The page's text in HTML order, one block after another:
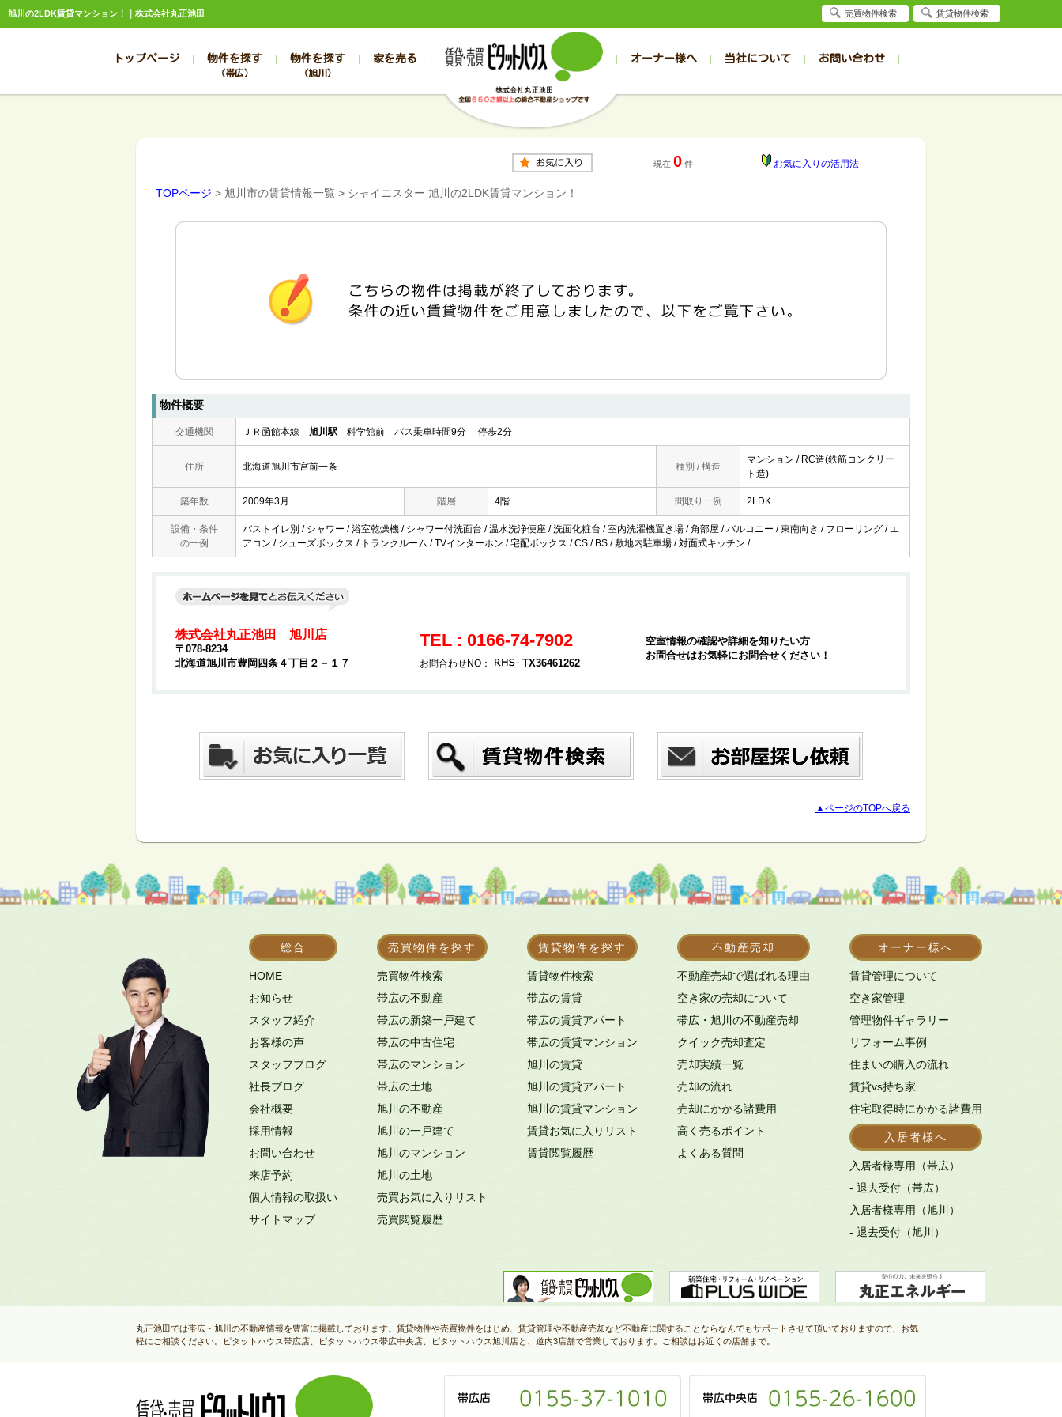
旭川の2LDK賃貸マンション！｜株式会社丸正池田
トップページ 物件を探す
（帯広）
帯広の売買物件一覧
帯広の中古一戸建て
帯広の1000万円以下
帯広の1000万～2000万円
帯広の2000万～3000万円
帯広の賃貸物件一覧
帯広の賃貸アパート
帯広の1R～1K
帯広の1DK～1LDK
物件を探す
（旭川）
旭川の売買物件一覧
旭川の中古一戸建て
旭川の1000万円以下
旭川の1000万～2000万円
旭川の2000万～3000万円
旭川の賃貸物件一覧
旭川の賃貸アパート
旭川の1R～1K
旭川の1DK～1LDK
家を売る オーナー様へ 当社について
スタッフブログ お客様の声
お問い合わせ
売却のお問合せ 入居者様専用（帯広店）
現在 0 件 お気に入りの活用法
TOPページ > 旭川市の賃貸情報一覧 > シャイニスター 旭川の2LDK賃貸マンション！
物件概要
交通機関 ＪＲ函館本線 旭川駅 科学館前 バス乗車時間9分 停歩2分
住所 北海道旭川市宮前一条 種別 / 構造
マンション / RC造(鉄筋コンクリー
ト造)
築年数 2009年3月 階層 4階 間取り一例 2LDK
設備・条件
の一例
バストイレ別 / シャワー / 浴室乾燥機 / シャワー付洗面台 / 温水洗浄便座 / 洗面化粧台 / 室内洗濯機置き場 / 角部屋 / バルコニー / 東南向き / フローリング / エ
アコン / シューズボックス / トランクルーム / TVインターホン / 宅配ボックス / CS / BS / 敷地内駐車場 / 対面式キッチン /
株式会社丸正池田 旭川店
〒078-8234
北海道旭川市豊岡四条４丁目２－１７
TEL : 0166-74-7902
お問合わせNO： TX36461262
空室情報の確認や詳細を知りたい方
お問合せはお気軽にお問合せください！
▲ページのTOPへ戻る
総合
HOME
お知らせ
スタッフ紹介
お客様の声
スタッフブログ
社長ブログ
会社概要
採用情報
お問い合わせ
来店予約
個人情報の取扱い
サイトマップ
売買物件を探す
売買物件検索
帯広の不動産
帯広の新築一戸建て
帯広の中古住宅
帯広のマンション
帯広の土地
旭川の不動産
旭川の一戸建て
旭川のマンション
旭川の土地
売買お気に入りリスト
売買閲覧履歴
賃貸物件を探す
賃貸物件検索
帯広の賃貸
帯広の賃貸アパート
帯広の賃貸マンション
旭川の賃貸
旭川の賃貸アパート
旭川の賃貸マンション
賃貸お気に入りリスト
賃貸閲覧履歴
不動産売却
不動産売却で選ばれる理由
空き家の売却について
帯広・旭川の不動産売却
クイック売却査定
売却実績一覧
売却の流れ
売却にかかる諸費用
高く売るポイント
よくある質問
オーナー様へ
賃貸管理について
空き家管理
管理物件ギャラリー
リフォーム事例
住まいの購入の流れ
賃貸vs持ち家
住宅取得時にかかる諸費用
入居者様へ
入居者様専用（帯広）
- 退去受付（帯広）
入居者様専用（旭川）
- 退去受付（旭川）
丸正池田では帯広・旭川の不動産情報を豊富に掲載しております。賃貸物件や売買物件をはじめ、賃貸管理や不動産売却など不動産に関することならなんでもサポートさせて頂いておりますので、お気
軽にご相談ください。ピタットハウス帯広店、ピタットハウス帯広中央店、ピタットハウス旭川店と、道内3店舗で営業しております。ご相談はお近くの店舗まで。
売買物件検索 賃貸物件検索